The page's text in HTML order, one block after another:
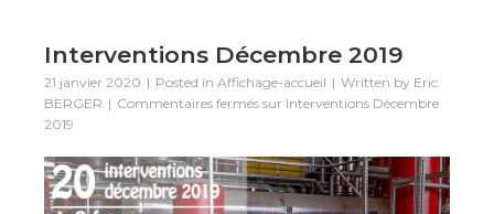
Interventions Décembre 2019
21 janvier 2020 Posted in Affichage-accueil Written by Eric
BERGER
Commentaires fermés sur Interventions Décembre
2019